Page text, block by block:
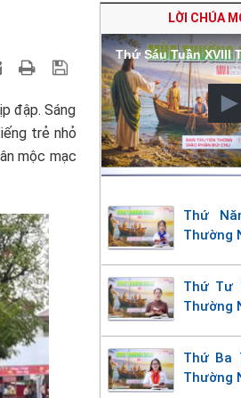
đập. Sáng
trẻ nhỏ
mộc mạc
LỜI CHÚA
Thứ Sáu Tuần XVIII
Thứ
Thường
Thứ Tư
Thường
Thứ Ba
Thường